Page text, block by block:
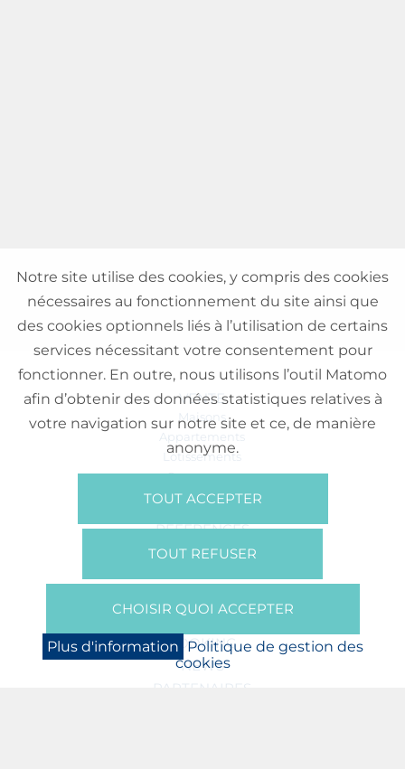
VENTE
Maisons
Appartements
Lotissements
Commerces
Bureaux
RÉFÉRENCES
SUR NOUS
Presse
BOOKING
NEWS
PARTENAIRES
Notre site utilise des cookies, y compris des cookies
nécessaires au fonctionnement du site ainsi que
des cookies optionnels liés à l’utilisation de certains
services nécessitant votre consentement pour
fonctionner. En outre, nous utilisons l’outil Matomo
afin d’obtenir des données statistiques relatives à
votre navigation sur notre site et ce, de manière
anonyme.
TOUT ACCEPTER
TOUT REFUSER
CHOISIR QUOI ACCEPTER
Plus d'information Politique de gestion des
cookies